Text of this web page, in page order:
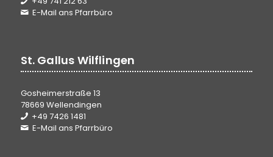
E-Mail ans Pfarrbüro
St. Gallus Wilflingen
Gosheimerstraße 13
78669 Wellendingen
+49 7426 1481
E-Mail ans Pfarrbüro